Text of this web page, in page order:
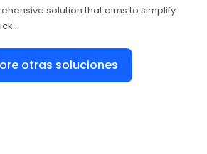
solution that aims to simplify
otras soluciones